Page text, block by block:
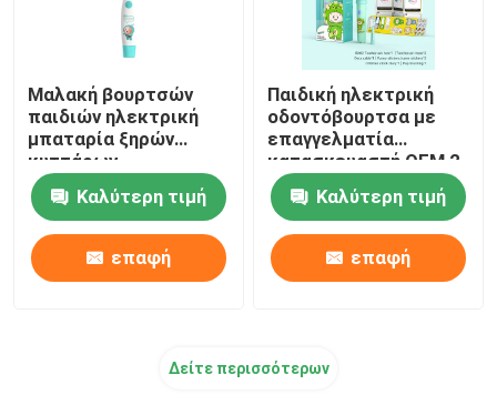
Μαλακή βουρτσών
παιδιών ηλεκτρική
μπαταρία ξηρών
κυττάρων
οδοντοβουρτσών IPX7
αδιάβροχηΚαλύτερη τιμή
επαφή
Παιδική ηλεκτρική
οδοντόβουρτσα με
επαγγελματία
κατασκευαστή OEM,2
Min Smart Timer
Παιδική ηλεκτρική
οδοντόβουρτσα
Καλύτερη τιμή
επαφή
Δείτε περισσότερων